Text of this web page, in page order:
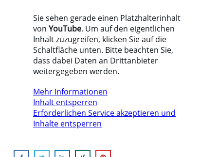
Sie sehen gerade einen Platzhalterinhalt
von YouTube. Um auf den eigentlichen
Inhalt zuzugreifen, klicken Sie auf die
Schaltfläche unten. Bitte beachten Sie,
dass dabei Daten an Drittanbieter
weitergegeben werden.
Mehr Informationen
Inhalt entsperren
Erforderlichen Service akzeptieren und
Inhalte entsperren